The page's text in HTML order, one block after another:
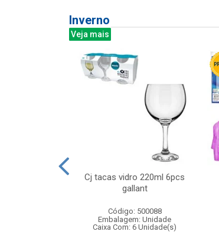
Inverno
Veja mais
Cj tacas vidro 220ml 6pcs
gallant
Código: 500088
Embalagem: Unidade
Caixa Com: 6 Unidade(s)